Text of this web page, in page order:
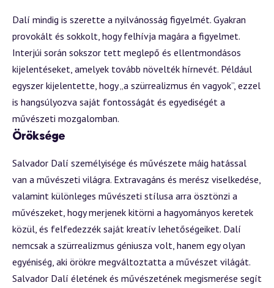
Dalí mindig is szerette a nyilvánosság figyelmét. Gyakran
provokált és sokkolt, hogy felhívja magára a figyelmet.
Interjúi során sokszor tett meglepő és ellentmondásos
kijelentéseket, amelyek tovább növelték hírnevét. Például
egyszer kijelentette, hogy „a szürrealizmus én vagyok”, ezzel
is hangsúlyozva saját fontosságát és egyediségét a
művészeti mozgalomban.
Öröksége
Salvador Dalí személyisége és művészete máig hatással
van a művészeti világra. Extravagáns és merész viselkedése,
valamint különleges művészeti stílusa arra ösztönzi a
művészeket, hogy merjenek kitörni a hagyományos keretek
közül, és felfedezzék saját kreatív lehetőségeiket. Dalí
nemcsak a szürrealizmus géniusza volt, hanem egy olyan
egyéniség, aki örökre megváltoztatta a művészet világát.
Salvador Dalí életének és művészetének megismerése segít